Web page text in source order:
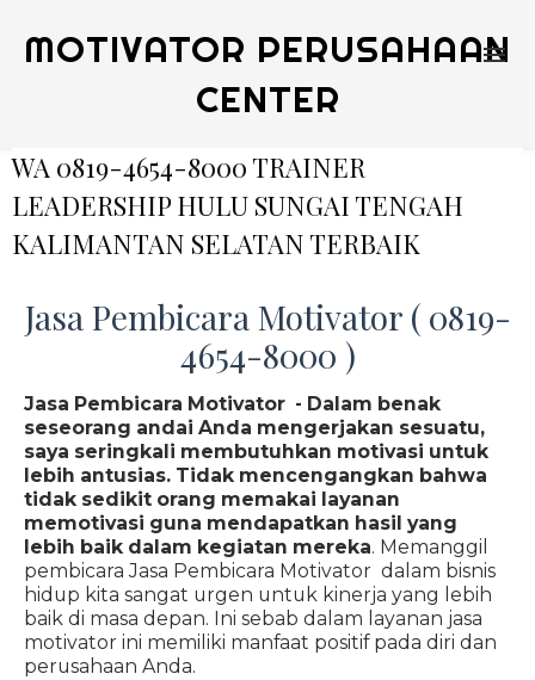
MOTIVATOR PERUSAHAAN
CENTER
WA 0819-4654-8000 TRAINER
LEADERSHIP HULU SUNGAI TENGAH
KALIMANTAN SELATAN TERBAIK
Jasa Pembicara Motivator ( 0819-
4654-8000 )
Jasa Pembicara Motivator - Dalam benak
seseorang andai Anda mengerjakan sesuatu,
saya seringkali membutuhkan motivasi untuk
lebih antusias. Tidak mencengangkan bahwa
tidak sedikit orang memakai layanan
memotivasi guna mendapatkan hasil yang
lebih baik dalam kegiatan mereka. Memanggil
pembicara Jasa Pembicara Motivator dalam bisnis
hidup kita sangat urgen untuk kinerja yang lebih
baik di masa depan. Ini sebab dalam layanan jasa
motivator ini memiliki manfaat positif pada diri dan
perusahaan Anda.